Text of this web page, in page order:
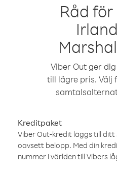
Råd
Viber Out ger
till lägre pris. Välj
Kreditpaket
Viber Out-kredit läggs till
oavsett belopp. Med din
nummer i världen till Vibers